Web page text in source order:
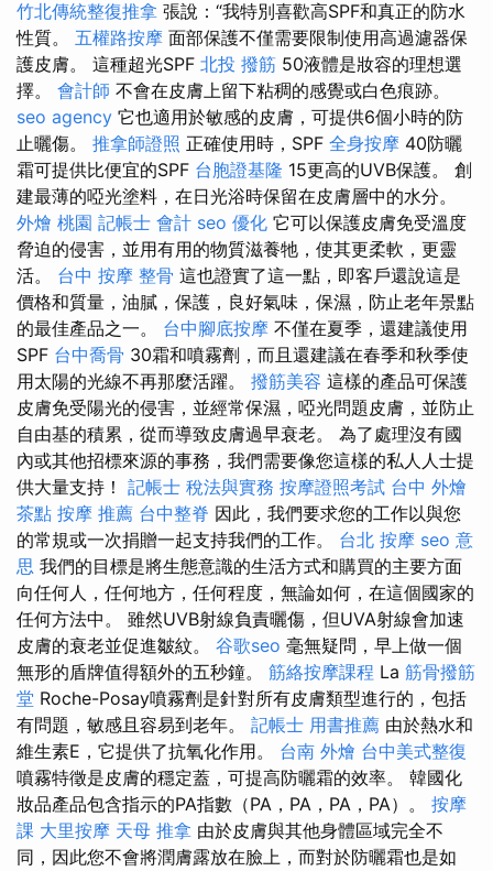
竹北傳統整復推拿 張說：“我特別喜歡高SPF和真正的防水
性質。 五權路按摩 面部保護不僅需要限制使用高過濾器保
護皮膚。 這種超光SPF 北投 撥筋 50液體是妝容的理想選
擇。 會計師 不會在皮膚上留下粘稠的感覺或白色痕跡。
seo agency 它也適用於敏感的皮膚，可提供6個小時的防
止曬傷。 推拿師證照 正確使用時，SPF 全身按摩 40防曬
霜可提供比便宜的SPF 台胞證基隆 15更高的UVB保護。 創
建最薄的啞光塗料，在日光浴時保留在皮膚層中的水分。
外燴 桃園 記帳士 會計 seo 優化 它可以保護皮膚免受溫度
脅迫的侵害，並用有用的物質滋養牠，使其更柔軟，更靈
活。 台中 按摩 整骨 這也證實了這一點，即客戶還說這是
價格和質量，油膩，保護，良好氣味，保濕，防止老年景點
的最佳產品之一。 台中腳底按摩 不僅在夏季，還建議使用
SPF 台中喬骨 30霜和噴霧劑，而且還建議在春季和秋季使
用太陽的光線不再那麼活躍。 撥筋美容 這樣的產品可保護
皮膚免受陽光的侵害，並經常保濕，啞光問題皮膚，並防止
自由基的積累，從而導致皮膚過早衰老。 為了處理沒有國
內或其他招標來源的事務，我們需要像您這樣的私人人士提
供大量支持！ 記帳士 稅法與實務 按摩證照考試 台中 外燴
茶點 按摩 推薦 台中整脊 因此，我們要求您的工作以與您
的常規或一次捐贈一起支持我們的工作。 台北 按摩 seo 意
思 我們的目標是將生態意識的生活方式和購買的主要方面
向任何人，任何地方，任何程度，無論如何，在這個國家的
任何方法中。 雖然UVB射線負責曬傷，但UVA射線會加速
皮膚的衰老並促進皺紋。 谷歌seo 毫無疑問，早上做一個
無形的盾牌值得額外的五秒鐘。 筋絡按摩課程 La 筋骨撥筋
堂 Roche-Posay噴霧劑是針對所有皮膚類型進行的，包括
有問題，敏感且容易到老年。 記帳士 用書推薦 由於熱水和
維生素E，它提供了抗氧化作用。 台南 外燴 台中美式整復
噴霧特徵是皮膚的穩定蓋，可提高防曬霜的效率。 韓國化
妝品產品包含指示的PA指數（PA，PA，PA，PA）。 按摩
課 大里按摩 天母 推拿 由於皮膚與其他身體區域完全不
同，因此您不會將潤膚露放在臉上，而對於防曬霜也是如